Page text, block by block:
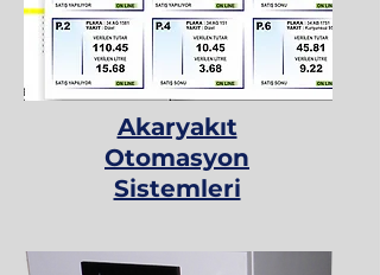
Akaryakıt
Otomasyon
Sistemleri